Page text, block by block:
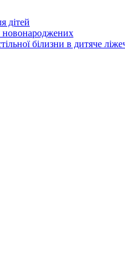
дітей
новонароджених
білизни в дитяче